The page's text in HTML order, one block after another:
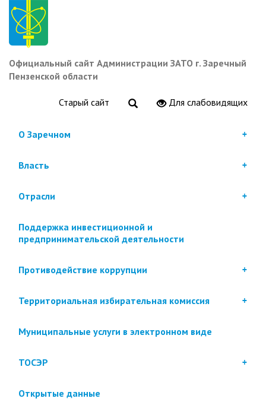
Перейти
основному
содержанию
Официальный сайт Администрации ЗАТО г. Заречный
Пензенской области
Старый сайт Для слабовидящих
О Заречном
Власть
Отрасли
Поддержка инвестиционной и
предпринимательской деятельности
Противодействие коррупции
Территориальная избирательная комиссия
Муниципальные услуги в электронном виде
ТОСЭР
Открытые данные